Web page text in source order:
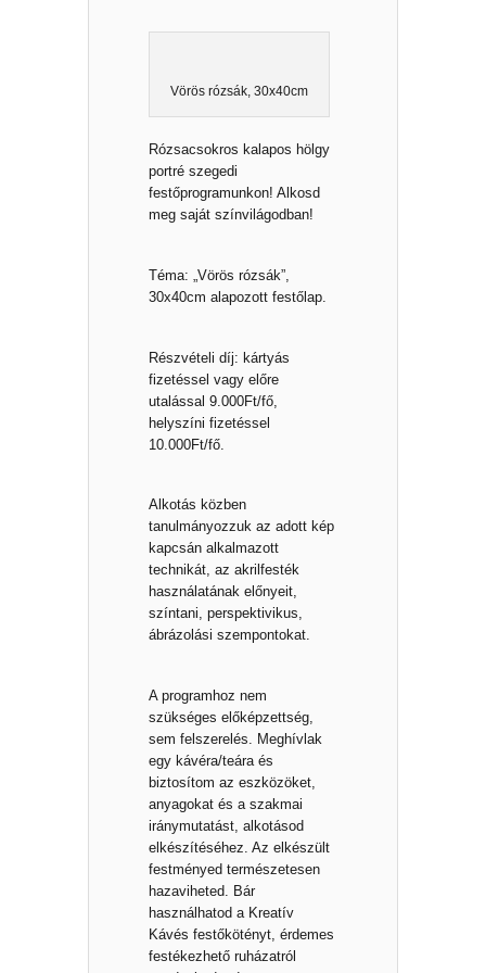
Vörös rózsák, 30x40cm
Rózsacsokros kalapos hölgy
portré szegedi
festőprogramunkon! Alkosd
meg saját színvilágodban!
Téma: „Vörös rózsák”,
30x40cm alapozott festőlap.
Részvételi díj: kártyás
fizetéssel vagy előre
utalással 9.000Ft/fő,
helyszíni fizetéssel
10.000Ft/fő.
Alkotás közben
tanulmányozzuk az adott kép
kapcsán alkalmazott
technikát, az akrilfesték
használatának előnyeit,
színtani, perspektivikus,
ábrázolási szempontokat.
A programhoz nem
szükséges előképzettség,
sem felszerelés. Meghívlak
egy kávéra/teára és
biztosítom az eszközöket,
anyagokat és a szakmai
iránymutatást, alkotásod
elkészítéséhez. Az elkészült
festményed természetesen
hazaviheted. Bár
használhatod a Kreatív
Kávés festőkötényt, érdemes
festékezhető ruházatról